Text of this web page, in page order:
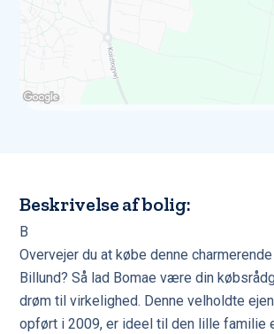
Beskrivelse af bolig:
B
Overvejer du at købe denne
Billund? Så lad Bomae være din
drøm til virkelighed. Denne velholdte
opført i 2009, er ideel til den lille familie